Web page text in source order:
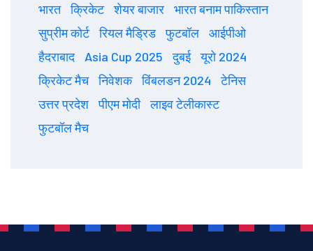
भारत क्रिकेट शेयर बाजार
भारत बनाम पाकिस्तान
सुप्रीम कोर्ट
रियल मैड्रिड फुटबॉल
आईपीओ
हैदराबाद
Asia Cup 2025 दुबई
यूरो 2024
क्रिकेट मैच
निवेशक विंबलडन 2024
टेनिस
उत्तर प्रदेश
पीएम मोदी
लाइव टेलीकास्ट
फुटबॉल मैच